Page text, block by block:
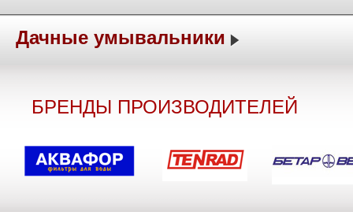
Дачные умывальники
БРЕНДЫ ПРОИЗВОДИТЕЛЕЙ